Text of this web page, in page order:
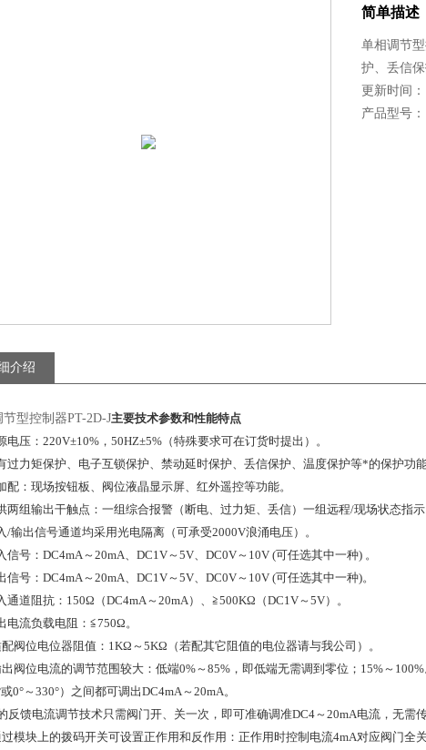
简单描述
单相调节
护、丢信
更新时间
产品型号
介绍
型控制器PT-2D-J主要技术参数和性能特点
电压：220V±10%，50HZ±5%（特殊要求可在订货时提出）。
过力矩保护、电子互锁保护、禁动延时保护、丢信保护、温度保护等*的保护功能
配：现场按钮板、阀位液晶显示屏、红外遥控等功能。
两组输出干触点：一组综合报警（断电、过力矩、丢信）一组远程/现场状态指示
/输出信号通道均采用光电隔离（可承受2000V浪涌电压）。
信号：DC4mA～20mA、DC1V～5V、DC0V～10V (可任选其中一种) 。
信号：DC4mA～20mA、DC1V～5V、DC0V～10V (可任选其中一种)。
通道阻抗：150Ω（DC4mA～20mA）、≧500KΩ（DC1V～5V）。
电流负载电阻：≦750Ω。
配阀位电位器阻值：1KΩ～5KΩ（若配其它阻值的电位器请与我公司）。
出阀位电流的调节范围较大：低端0%～85%，即低端无需调到零位；15%～
或0°～330°）之间都可调出DC4mA～20mA。
反馈电流调节技术只需阀门开、关一次，即可准确调准DC4～20mA电流，无需
过模块上的拨码开关可设置正作用和反作用：正作用时控制电流4mA对应阀门全